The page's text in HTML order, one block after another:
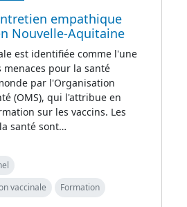
empathique
Nouvelle-Aquitaine
est identifiée comme l'une
pour la santé
par l'Organisation
(OMS), qui l'attribue en
sur les vaccins. Les
santé sont…
vaccinale
Formation